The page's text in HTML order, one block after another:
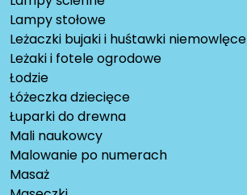
Lampy stołowe
Leżaczki bujaki i huśtawki niemowlęce
Leżaki i fotele ogrodowe
Łodzie
Łóżeczka dziecięce
Łuparki do drewna
Mali naukowcy
Malowanie po numerach
Masaż